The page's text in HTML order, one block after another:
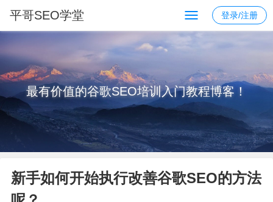
平哥SEO学堂 登录/注册
最有价值的谷歌SEO培训入门教程博客！
新手如何开始执行改善谷歌SEO的方法